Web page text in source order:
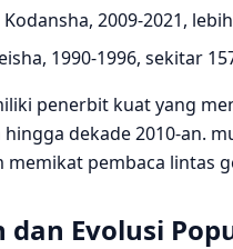
Kodansha, 2009‑2021,
1990‑1996, sekitar
penerbit kuat yang
hingga dekade 2010‑an.
memikat pembaca lintas
dan Evolusi